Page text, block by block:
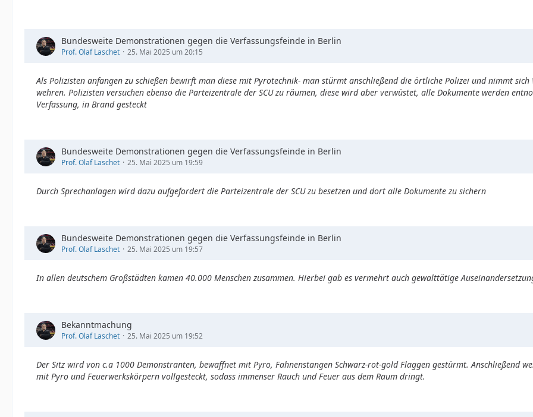
Bundesweite Demonstrationen gegen die Verfassungsfeinde in Berlin
Prof. Olaf Laschet 25. Mai 2025 um 20:15
Als Polizisten anfangen zu schießen bewirft man diese mit Pyrotechnik- man stürmt anschließend die örtliche Polizei und nimmt
wehren. Polizisten versuchen ebenso die Parteizentrale der SCU zu räumen, diese wird aber verwüstet, alle Dokumente werden
Verfassung, in Brand gesteckt
Bundesweite Demonstrationen gegen die Verfassungsfeinde in Berlin
Prof. Olaf Laschet 25. Mai 2025 um 19:59
Durch Sprechanlagen wird dazu aufgefordert die Parteizentrale der SCU zu besetzen und dort alle Dokumente zu sichern
Bundesweite Demonstrationen gegen die Verfassungsfeinde in Berlin
Prof. Olaf Laschet 25. Mai 2025 um 19:57
In allen deutschem Großstädten kamen 40.000 Menschen zusammen. Hierbei gab es vermehrt auch gewalttätige
Bekanntmachung
Prof. Olaf Laschet 25. Mai 2025 um 19:52
Der Sitz wird von c.a 1000 Demonstranten, bewaffnet mit Pyro, Fahnenstangen Schwarz-rot-gold Flaggen gestürmt. Anschließend
mit Pyro und Feuerwerkskörpern vollgesteckt, sodass immenser Rauch und Feuer aus dem Raum dringt.